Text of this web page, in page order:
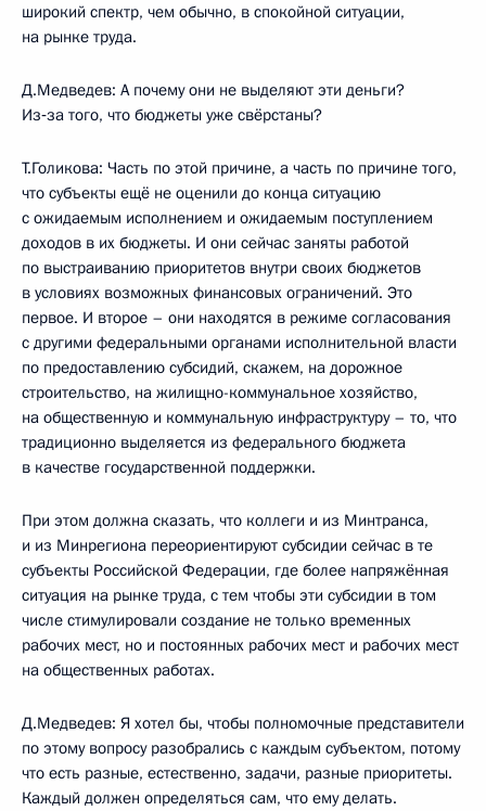
широкий спектр, чем обычно, в спокойной ситуации,
на рынке труда.
Д.Медведев: А почему они не выделяют эти деньги?
Из‑за того, что бюджеты уже свёрстаны?
Т.Голикова: Часть по этой причине, а часть по причине того,
что субъекты ещё не оценили до конца ситуацию
с ожидаемым исполнением и ожидаемым поступлением
доходов в их бюджеты. И они сейчас заняты работой
по выстраиванию приоритетов внутри своих бюджетов
в условиях возможных финансовых ограничений. Это
первое. И второе – они находятся в режиме согласования
с другими федеральными органами исполнительной власти
по предоставлению субсидий, скажем, на дорожное
строительство, на жилищно-коммунальное хозяйство,
на общественную и коммунальную инфраструктуру – то, что
традиционно выделяется из федерального бюджета
в качестве государственной поддержки.
При этом должна сказать, что коллеги и из Минтранса,
и из Минрегиона переориентируют субсидии сейчас в те
субъекты Российской Федерации, где более напряжённая
ситуация на рынке труда, с тем чтобы эти субсидии в том
числе стимулировали создание не только временных
рабочих мест, но и постоянных рабочих мест и рабочих мест
на общественных работах.
Д.Медведев: Я хотел бы, чтобы полномочные представители
по этому вопросу разобрались с каждым субъектом, потому
что есть разные, естественно, задачи, разные приоритеты.
Каждый должен определяться сам, что ему делать.